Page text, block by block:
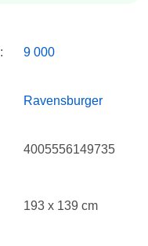
9 000
Ravensburger
4005556149735
193 x 139 cm